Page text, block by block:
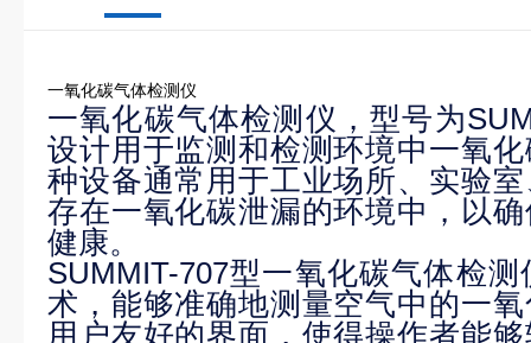
一氧化碳气体检测仪
一氧化碳气体检测仪，型号为
设计用于监测和检测环境中一氧
种设备通常用于工业场所、实验
存在一氧化碳泄漏的环境中，以
健康。
SUMMIT-707型一氧化碳气体检
术，能够准确地测量空气中的一
用户友好的界面，使得操作者能